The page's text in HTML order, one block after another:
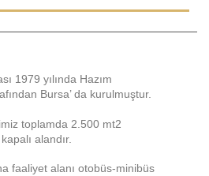
1979 yılında Hazım
Bursa’ da kurulmuştur.
toplamda 2.500 mt2
alandır.
faaliyet alanı otobüs-minibüs